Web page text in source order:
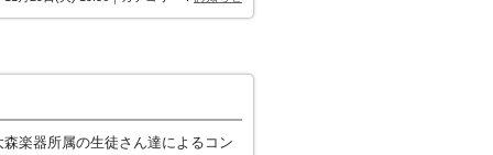
楽器所属の生徒さん達によるコン